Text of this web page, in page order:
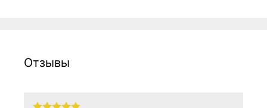
Отзывы